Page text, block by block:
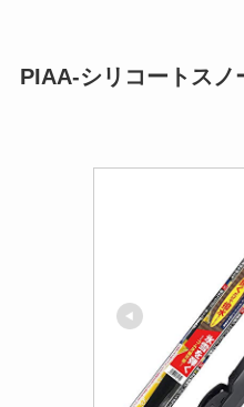
PIAA-シリコートスノ